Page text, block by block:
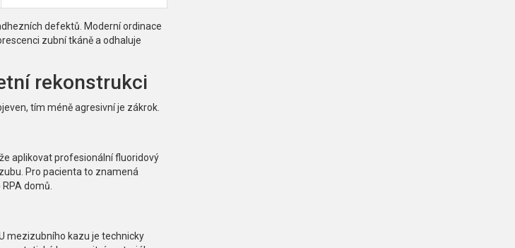
defektů Moderní ordinace
zubní tkáně a odhaluje
rekonstrukci
tím méně agresivní je zákrok.
aplikovat profesionální fluoridový
Pro pacienta to znamená
domů.
mezizubního kazu je technicky